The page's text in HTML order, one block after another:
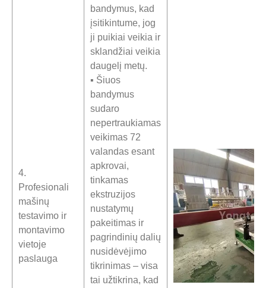
4.
Profesionali
mašinų
testavimo ir
montavimo
vietoje
paslauga
bandymus, kad
įsitikintume, jog
ji puikiai veikia ir
sklandžiai veikia
daugelį metų.
▪ Šiuos
bandymus
sudaro
nepertraukiamas
veikimas 72
valandas esant
apkrovai,
tinkamas
ekstruzijos
nustatymų
pakeitimas ir
pagrindinių dalių
nusidėvėjimo
tikrinimas – visa
tai užtikrina, kad